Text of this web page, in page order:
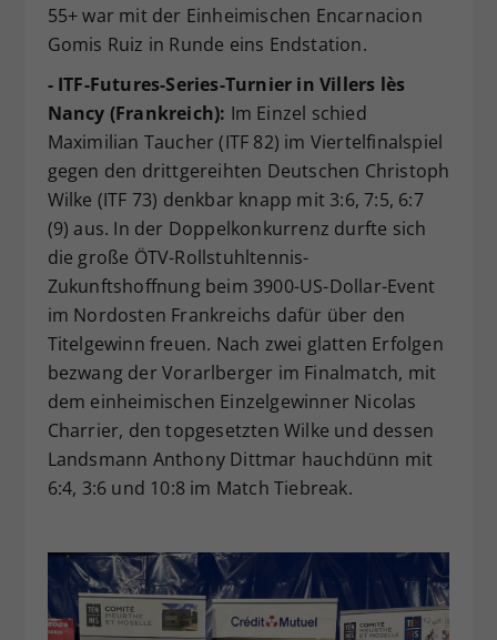
55+ war mit der Einheimischen Encarnacion
Gomis Ruiz in Runde eins Endstation.
- ITF-Futures-Series-Turnier in Villers lès
Nancy (Frankreich): Im Einzel schied
Maximilian Taucher (ITF 82) im Viertelfinalspiel
gegen den drittgereihten Deutschen Christoph
Wilke (ITF 73) denkbar knapp mit 3:6, 7:5, 6:7
(9) aus. In der Doppelkonkurrenz durfte sich
die große ÖTV-Rollstuhltennis-
Zukunftshoffnung beim 3900-US-Dollar-Event
im Nordosten Frankreichs dafür über den
Titelgewinn freuen. Nach zwei glatten Erfolgen
bezwang der Vorarlberger im Finalmatch, mit
dem einheimischen Einzelgewinner Nicolas
Charrier, den topgesetzten Wilke und dessen
Landsmann Anthony Dittmar hauchdünn mit
6:4, 3:6 und 10:8 im Match Tiebreak.